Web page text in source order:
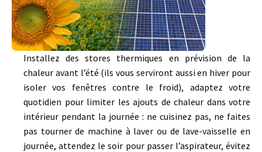
Installez des stores thermiques en prévision de la
chaleur avant l’été (ils vous serviront aussi en hiver pour
isoler vos fenêtres contre le froid), adaptez votre
quotidien pour limiter les ajouts de chaleur dans votre
intérieur pendant la journée : ne cuisinez pas, ne faites
pas tourner de machine à laver ou de lave-vaisselle en
journée, attendez le soir pour passer l’aspirateur, évitez